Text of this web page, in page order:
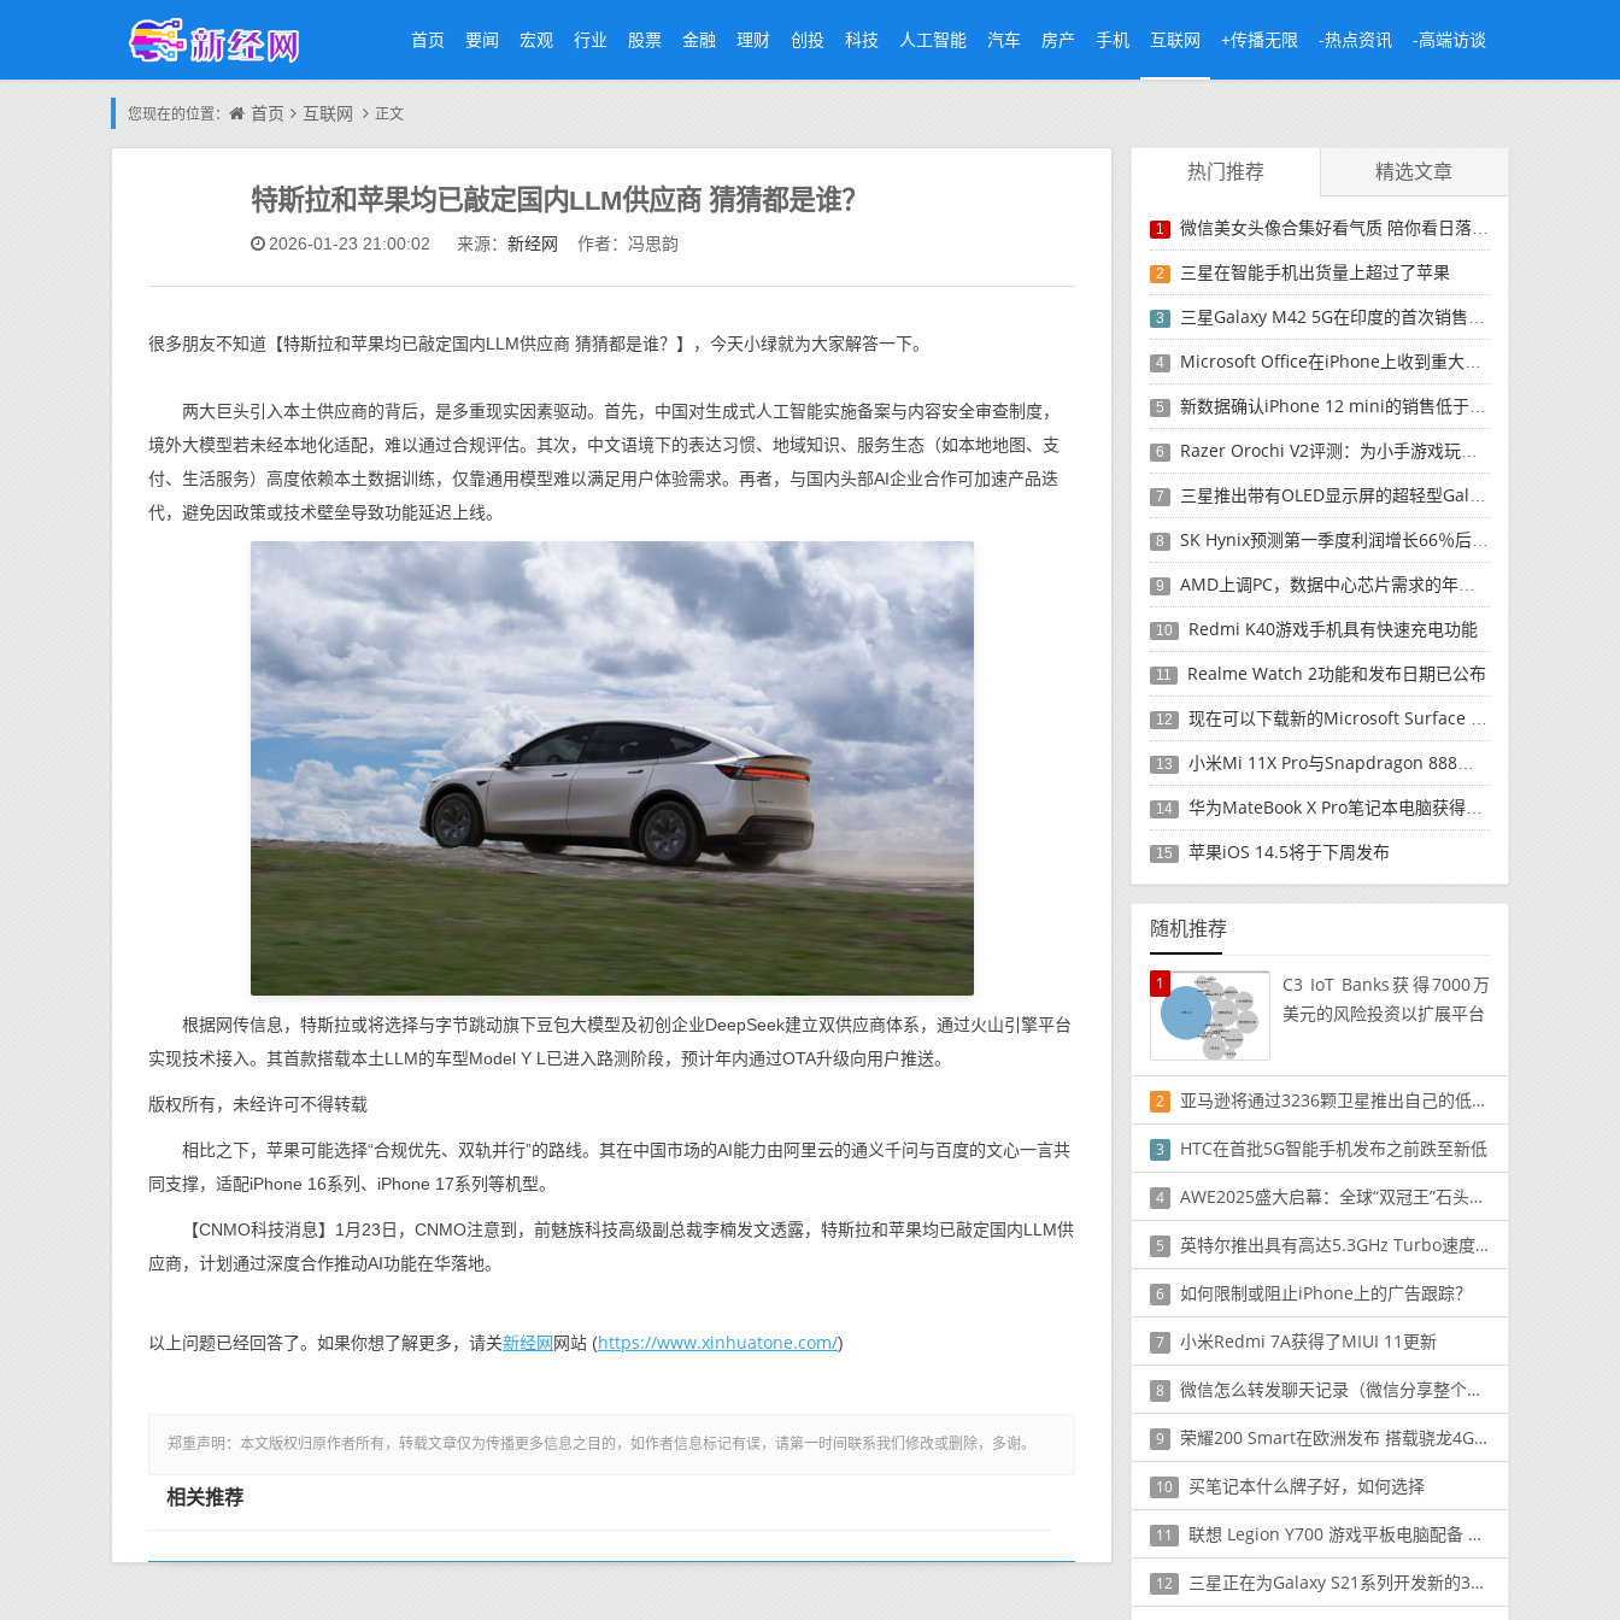
首页 要闻 宏观 行业 股票 金融 理财 创投 科技 人工智能 汽车 房产 手机 互联网 +传播无限 -热点资讯 -高端访谈
您现在的位置： 首页 互联网 正文
特斯拉和苹果均已敲定国内LLM供应商 猜猜都是谁？
2026-01-23 21:00:02 来源： 新经网 作者：冯思韵
很多朋友不知道【特斯拉和苹果均已敲定国内LLM供应商 猜猜都是谁？】，今天小绿就为大家解答一下。
两大巨头引入本土供应商的背后，是多重现实因素驱动。首先，中国对生成式人工智能实施备案与内容安全审查制度，
境外大模型若未经本地化适配，难以通过合规评估。其次，中文语境下的表达习惯、地域知识、服务生态（如本地地图、支
付、生活服务）高度依赖本土数据训练，仅靠通用模型难以满足用户体验需求。再者，与国内头部AI企业合作可加速产品迭
代，避免因政策或技术壁垒导致功能延迟上线。
根据网传信息，特斯拉或将选择与字节跳动旗下豆包大模型及初创企业DeepSeek建立双供应商体系，通过火山引擎平台
实现技术接入。其首款搭载本土LLM的车型Model Y L已进入路测阶段，预计年内通过OTA升级向用户推送。
版权所有，未经许可不得转载
相比之下，苹果可能选择“合规优先、双轨并行”的路线。其在中国市场的AI能力由阿里云的通义千问与百度的文心一言共
同支撑，适配iPhone 16系列、iPhone 17系列等机型。
【CNMO科技消息】1月23日，CNMO注意到，前魅族科技高级副总裁李楠发文透露，特斯拉和苹果均已敲定国内LLM供
应商，计划通过深度合作推动AI功能在华落地。
以上问题已经回答了。如果你想了解更多，请关新经网网站 (https://www.xinhuatone.com/)
郑重声明：本文版权归原作者所有，转载文章仅为传播更多信息之目的，如作者信息标记有误，请第一时间联系我们修改或删除，多谢。
相关推荐
热门推荐 精选文章
1 微信美女头像合集好看气质 陪你看日落的人比日落更浪漫
2 三星在智能手机出货量上超过了苹果
3 三星Galaxy M42 5G在印度的首次销售将于今晚开始
4 Microsoft Office在iPhone上收到重大更新
5 新数据确认iPhone 12 mini的销售低于预期
6 Razer Orochi V2评测：为小手游戏玩家设计的鼠标
7 三星推出带有OLED显示屏的超轻型Galaxy Book Pro和Galaxy Book Pro 360笔记本电脑
8 SK Hynix预测第一季度利润增长66％后，对芯片的需求将增强
9 AMD上调PC，数据中心芯片需求的年度收入预测
10 Redmi K40游戏手机具有快速充电功能
11 Realme Watch 2功能和发布日期已公布
12 现在可以下载新的Microsoft Surface Duo更新
13 小米Mi 11X Pro与Snapdragon 888处理器一起发布
14 华为MateBook X Pro笔记本电脑获得全新升级
15 苹果iOS 14.5将于下周发布
随机推荐
1
C3 IoT Banks获得7000万
美元的风险投资以扩展平台
2 亚马逊将通过3236颗卫星推出自己的低成本互联网服务
3 HTC在首批5G智能手机发布之前跌至新低
4 AWE2025盛大启幕：全球“双冠王”石头科技携黑科技新品再攀巅峰
5 英特尔推出具有高达5.3GHz Turbo速度的第十代“ Comet Lake”台式机CPU
6 如何限制或阻止iPhone上的广告跟踪？
7 小米Redmi 7A获得了MIUI 11更新
8 微信怎么转发聊天记录（微信分享整个聊天记录）
9 荣耀200 Smart在欧洲发布 搭载骁龙4G2+5200mAh电池
10 买笔记本什么牌子好，如何选择
11 联想 Legion Y700 游戏平板电脑配备 8.8 英寸 120Hz 显示屏，推出杜比全景声
12 三星正在为Galaxy S21系列开发新的3D ToF传感器